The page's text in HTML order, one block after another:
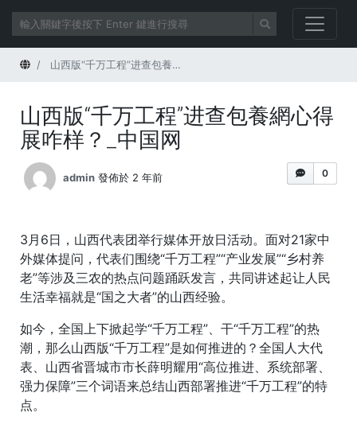
首頁 山西版“千万工程”进查包養網心得展咋样？_中国网
山西版“千万工程”进查包養網心得
展咋样？_中国网
0
admin 發佈於 2 年前
3月6日，山西代表团举行媒体开放日活动。面对21家中
外媒体提问，代表们围绕“千万工程”“产业发展”“乡村养
老”等涉及三农的热点问题踊跃发言，共同讲述起让人民
生活幸福就是“国之大者”的山西经验。
如今，全国上下掀起学“千万工程”、干“千万工程”的热
潮，那么山西版“千万工程”是如何推进的？全国人大代
表、山西省晋城市市长薛明耀用“高位推进、系统部署、
强力保障”三个词语来总结山西部署推进“千万工程”的特
点。